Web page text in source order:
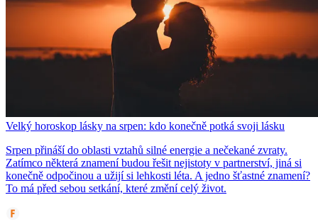
Velký horoskop lásky na srpen: kdo konečně potká svoji lásku
Srpen přináší do oblasti vztahů silné energie a nečekané zvraty.
Zatímco některá znamení budou řešit nejistoty v partnerství, jiná si
konečně odpočinou a užijí si lehkosti léta. A jedno šťastné znamení?
To má před sebou setkání, které změní celý život.